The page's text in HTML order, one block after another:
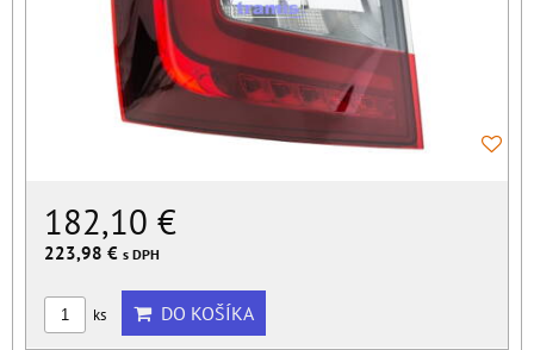
182,10 €
223,98 € s DPH
ks DO KOŠÍKA